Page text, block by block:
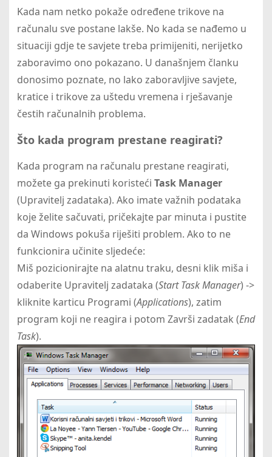
Kada nam netko pokaže određene trikove na
računalu sve postane lakše. No kada se nađemo u
situaciji gdje te savjete treba primijeniti, nerijetko
zaboravimo ono pokazano. U današnjem članku
donosimo poznate, no lako zaboravljive savjete,
kratice i trikove za uštedu vremena i rješavanje
čestih računalnih problema.
Što kada program prestane reagirati?
Kada program na računalu prestane reagirati,
možete ga prekinuti koristeći Task Manager
(Upravitelj zadataka). Ako imate važnih podataka
koje želite sačuvati, pričekajte par minuta i pustite
da Windows pokuša riješiti problem. Ako to ne
funkcionira učinite sljedeće:
Miš pozicionirajte na alatnu traku, desni klik miša i
odaberite Upravitelj zadataka (Start Task Manager) ->
kliknite karticu Programi (Applications), zatim
program koji ne reagira i potom Završi zadatak (End
Task).